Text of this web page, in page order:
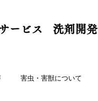
ービス 洗剤開発
害虫・害獣について